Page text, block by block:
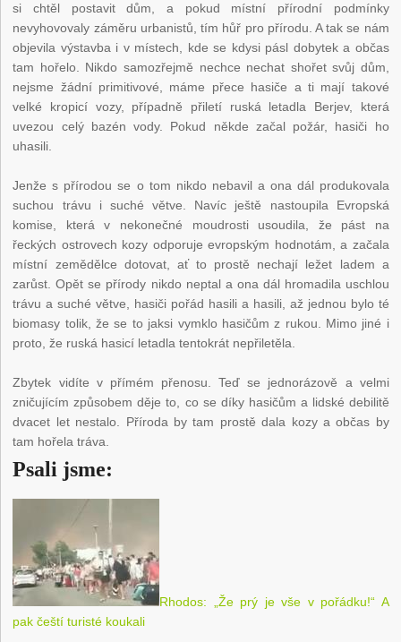
si chtěl postavit dům, a pokud místní přírodní podmínky
nevyhovovaly záměru urbanistů, tím hůř pro přírodu. A tak se nám
objevila výstavba i v místech, kde se kdysi pásl dobytek a občas
tam hořelo. Nikdo samozřejmě nechce nechat shořet svůj dům,
nejsme žádní primitivové, máme přece hasiče a ti mají takové
velké kropicí vozy, případně přiletí ruská letadla Berjev, která
uvezou celý bazén vody. Pokud někde začal požár, hasiči ho
uhasili.
Jenže s přírodou se o tom nikdo nebavil a ona dál produkovala
suchou trávu i suché větve. Navíc ještě nastoupila Evropská
komise, která v nekonečné moudrosti usoudila, že pást na
řeckých ostrovech kozy odporuje evropským hodnotám, a začala
místní zemědělce dotovat, ať to prostě nechají ležet ladem a
zarůst. Opět se přírody nikdo neptal a ona dál hromadila uschlou
trávu a suché větve, hasiči pořád hasili a hasili, až jednou bylo té
biomasy tolik, že se to jaksi vymklo hasičům z rukou. Mimo jiné i
proto, že ruská hasicí letadla tentokrát nepřiletěla.
Zbytek vidíte v přímém přenosu. Teď se jednorázově a velmi
zničujícím způsobem děje to, co se díky hasičům a lidské debilitě
dvacet let nestalo. Příroda by tam prostě dala kozy a občas by
tam hořela tráva.
Psali jsme:
Rhodos: „Že prý je vše v pořádku!“ A
pak čeští turisté koukali